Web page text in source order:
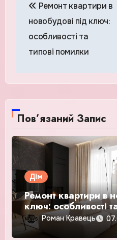
записів
Ремонт квартири в
новобудові під ключ:
особливості та
типові помилки
Пов’язаний Запис
Дім
Ремонт квартири в
ключ: особливості
Роман Кравець